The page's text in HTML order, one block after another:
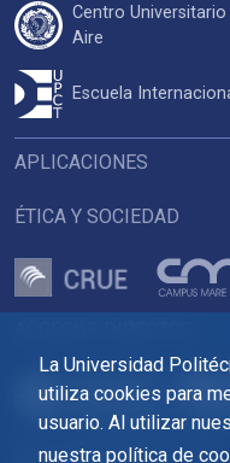
La Universidad
utiliza cookies para
usuario. Al utilizar
nuestra política de
Pza. del Cronista Isidoro Valverde
APLICACIONES
ÉTICA Y SOCIEDAD
Centro
Aire
Escuela